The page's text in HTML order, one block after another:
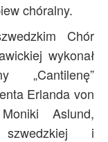
chóralny.
Chór
wykonał
„Cantilenę”
Erlanda von
Aslund,
szwedzkiej i